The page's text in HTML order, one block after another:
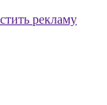
рекламу